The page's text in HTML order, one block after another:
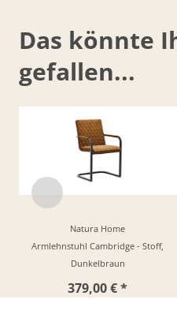
Das könnte
gefallen...
Natura Home
Armlehnstuhl Cambridge - Stoff,
Dunkelbraun
379,00 € *